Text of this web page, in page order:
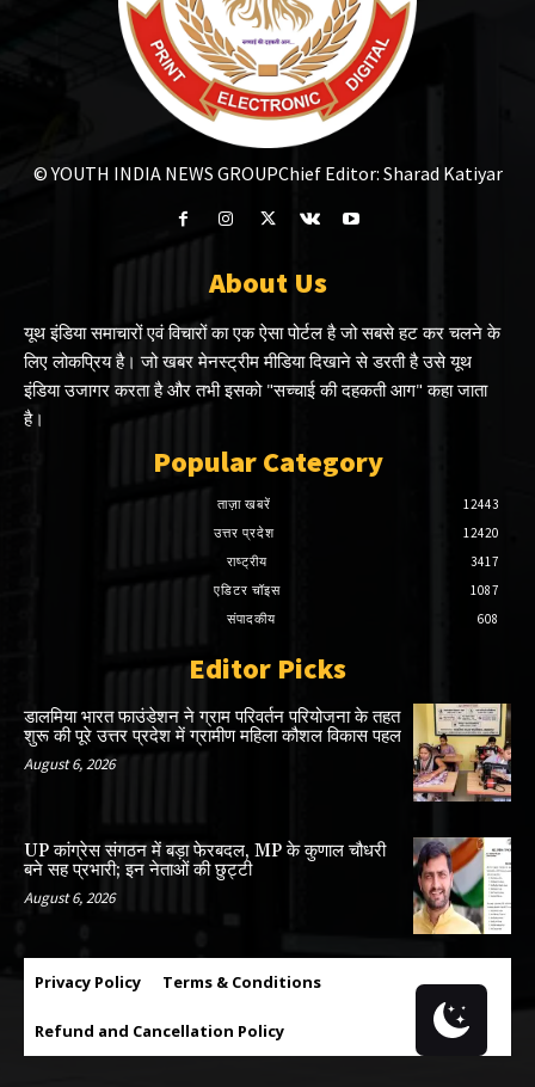
© YOUTH INDIA NEWS GROUPChief Editor: Sharad Katiyar
About Us
यूथ इंडिया समाचारों एवं विचारों का एक ऐसा पोर्टल है जो सबसे हट कर चलने के
लिए लोकप्रिय है। जो खबर मेनस्ट्रीम मीडिया दिखाने से डरती है उसे यूथ
इंडिया उजागर करता है और तभी इसको "सच्चाई की दहकती आग" कहा जाता
है।
Popular Category
ताज़ा खबरें
12443
उत्तर प्रदेश
12420
राष्ट्रीय
3417
एडिटर चॉइस
1087
संपादकीय
608
Editor Picks
डालमिया भारत फाउंडेशन ने ग्राम परिवर्तन परियोजना के तहत
शुरू की पूरे उत्तर प्रदेश में ग्रामीण महिला कौशल विकास पहल
August 6, 2026
UP कांग्रेस संगठन में बड़ा फेरबदल, MP के कुणाल चौधरी
बने सह प्रभारी; इन नेताओं की छुट्टी
August 6, 2026
Privacy Policy Terms & Conditions
Refund and Cancellation Policy